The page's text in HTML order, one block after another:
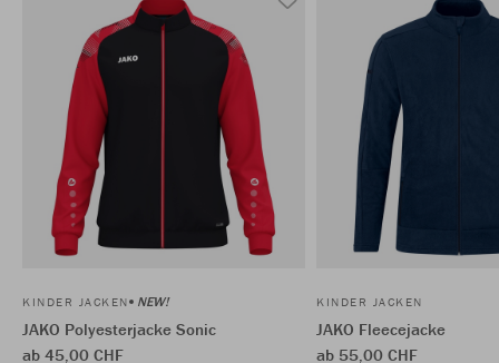
KINDER JACKEN NEW!
JAKO Polyesterjacke Sonic
ab 45,00 CHF
KINDER JACKEN
JAKO Fleecejacke
ab 55,00 CHF